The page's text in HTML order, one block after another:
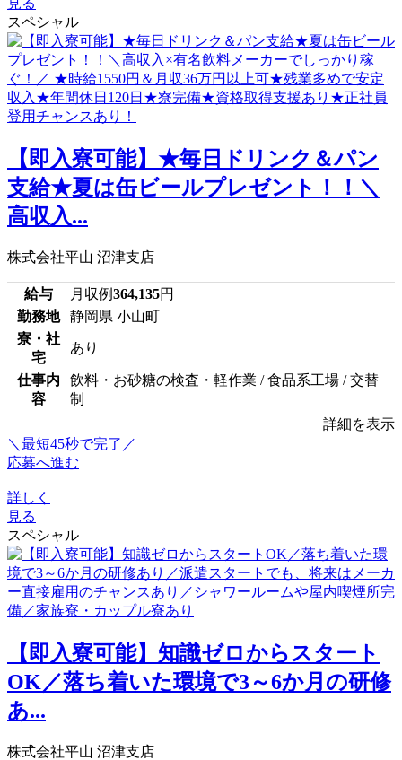
見る
スペシャル
【即入寮可能】★毎日ドリンク＆パン
支給★夏は缶ビールプレゼント！！＼
高収入...
株式会社平山 沼津支店
給与 月収例364,135円
勤務地
静岡県 小山町
寮・社
宅
あり
仕事内
容
飲料・お砂糖の検査・軽作業 / 食品系工場 / 交替
制
詳細を表示
＼最短45秒で完了／
応募へ進む
詳しく
見る
スペシャル
【即入寮可能】知識ゼロからスタート
OK／落ち着いた環境で3～6か月の研修
あ...
株式会社平山 沼津支店